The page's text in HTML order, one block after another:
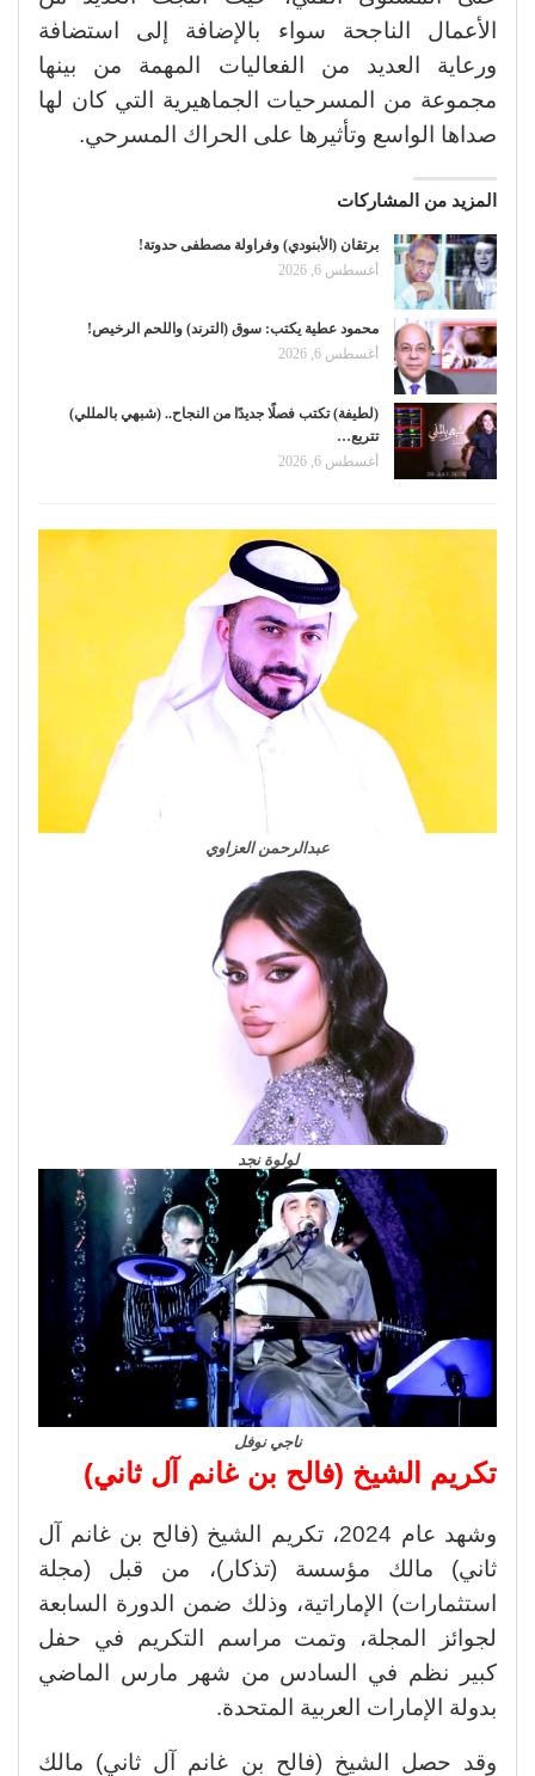
الأعمال الناجحة سواء بالإضافة إلى استضافة
ورعاية العديد من الفعاليات المهمة من بينها
مجموعة من المسرحيات الجماهيرية التي كان لها
صداها الواسع وتأثيرها على الحراك المسرحي.
المزيد من المشاركات
برتقان (الأبنودي) وفراولة مصطفى حدوتة!
أغسطس 6, 2026
محمود عطية يكتب: سوق (الترند) واللحم الرخيص!
أغسطس 6, 2026
(لطيفة) تكتب فصلًا جديدًا من النجاح.. (شبهي بالمللي)
تتربع…
أغسطس 6, 2026
عبدالرحمن العزاوي
لولوة نجد
ناجي نوفل
تكريم الشيخ (فالح بن غانم آل ثاني)
وشهد عام 2024، تكريم الشيخ (فالح بن غانم آل
ثاني) مالك مؤسسة (تذكار)، من قبل (مجلة
استثمارات) الإماراتية، وذلك ضمن الدورة السابعة
لجوائز المجلة، وتمت مراسم التكريم في حفل
كبير نظم في السادس من شهر مارس الماضي
بدولة الإمارات العربية المتحدة.
وقد حصل الشيخ (فالح بن غانم آل ثاني) مالك